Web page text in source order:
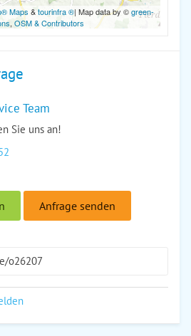
Maps &tourinfra ®| Map data by ©green-
, OSM & Contributors
Team
Sie uns an!
Anfrage senden
o26207